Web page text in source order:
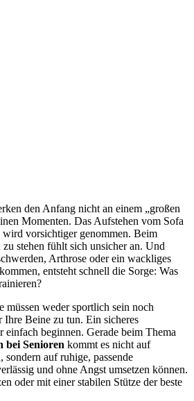
den Anfang nicht an einem „großen
Momenten. Das Aufstehen vom Sofa
wird vorsichtiger genommen. Beim
stehen fühlt sich unsicher an. Und
Arthrose oder ein wackliges
entsteht schnell die Sorge: Was
müssen weder sportlich sein noch
Ihre Beine zu tun. Ein sicheres
einfach beginnen. Gerade beim Thema
bei Senioren kommt es nicht auf
sondern auf ruhige, passende
und ohne Angst umsetzen können.
oder mit einer stabilen Stütze der beste